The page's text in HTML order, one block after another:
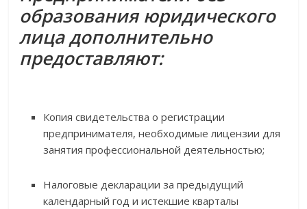
образования юридического
лица дополнительно
предоставляют:
Копия свидетельства о регистрации
предпринимателя, необходимые лицензии для
занятия профессиональной деятельностью;
Налоговые декларации за предыдущий
календарный год и истекшие кварталы